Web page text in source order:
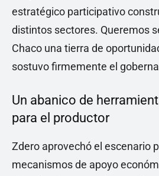
estratégico participativo
distintos sectores. Queremos
Chaco una tierra de
sostuvo firmemente el
Un abanico de
para el productor
Zdero aprovechó el escenario
mecanismos de apoyo